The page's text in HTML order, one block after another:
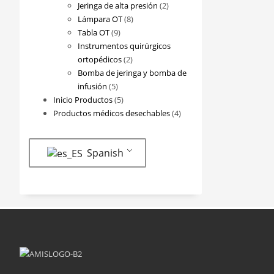
Jeringa de alta presión 22
Lámpara OT 88
Tabla OT 99
productos
Instrumentos quirúrgicos
ortopédicos 22
productos
Bomba de jeringa y bomba de
infusión 55
productos
Inicio Productos 55
productos
Productos médicos desechables 44
Spanish